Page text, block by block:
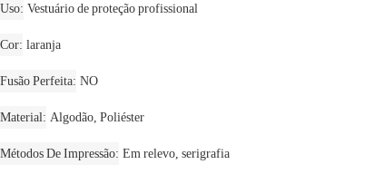
Uso Vestuário de proteção profissional
Cor laranja
Fusão Perfeita NO
Material Algodão, Poliéster
Métodos De Impressão Em relevo, serigrafia